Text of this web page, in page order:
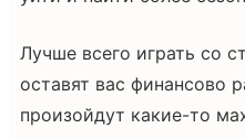
Лучше всего играть со
оставят вас финансово
произойдут какие-то